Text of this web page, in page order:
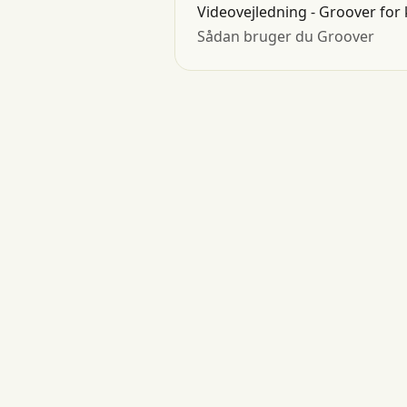
Videovejledning - Groover for
Sådan bruger du Groover